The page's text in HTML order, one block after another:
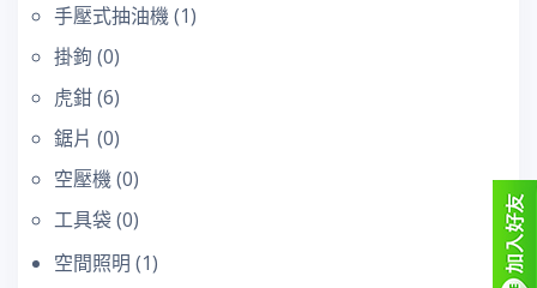
手壓式抽油機(1)
掛鉤 (0)
虎鉗(6)
鋸片 (0)
空壓機(0)
工具袋(0)
空間照明 (1)